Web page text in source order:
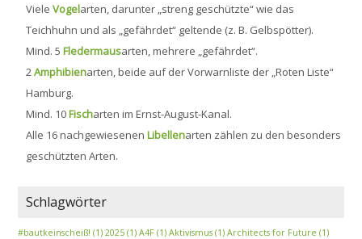
VieleVogelarten, darunter „streng geschützte“ wie das
Teichhuhn und als „gefährdet“ geltende (z. B. Gelbspötter).
Mind. 5Fledermausarten, mehrere „gefährdet“.
2Amphibienarten, beide auf der Vorwarnliste der „Roten Liste“
Hamburg.
Mind. 10Fischarten im Ernst-August-Kanal.
Alle 16 nachgewiesenen Libellenarten zählen zu den besonders
geschützten Arten.
Schlagwörter
#bautkeinscheiß! (1) 2025 (1) A4F (1) Aktivismus (1) Architects for Future (1)